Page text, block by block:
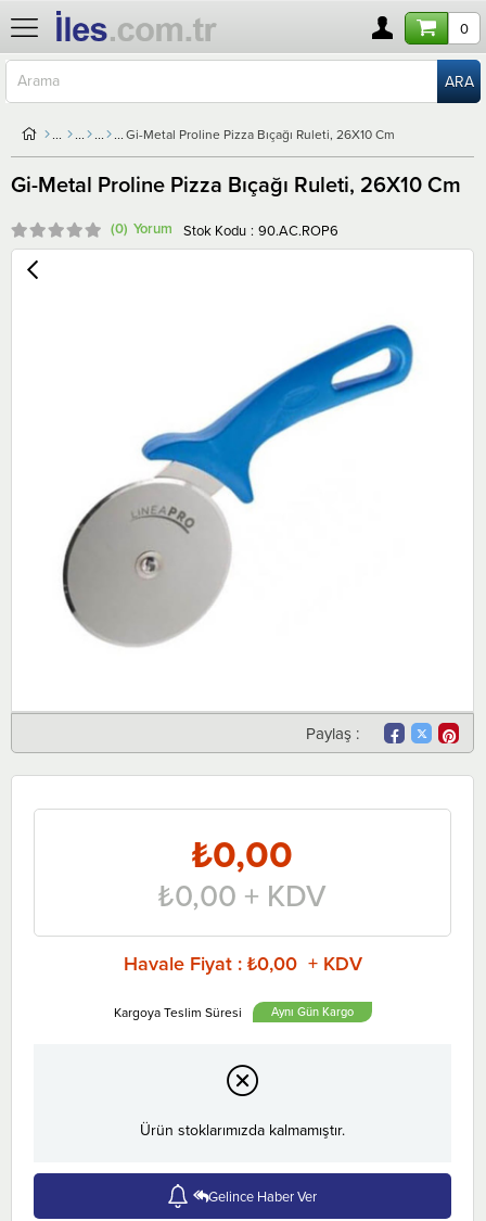
0
Gi-Metal Proline Pizza Bıçağı Ruleti, 26X10 Cm
Gi-Metal Proline Pizza Bıçağı Ruleti, 26X10 Cm
(0) Stok Kodu 90.AC.ROP6
Paylaş :
₺0,00
₺0,00 + KDV
Havale Fiyat : ₺0,00 + KDV
Aynı Gün
Ürün stoklarımızda kalmamıştır.
Gelince Haber Ver